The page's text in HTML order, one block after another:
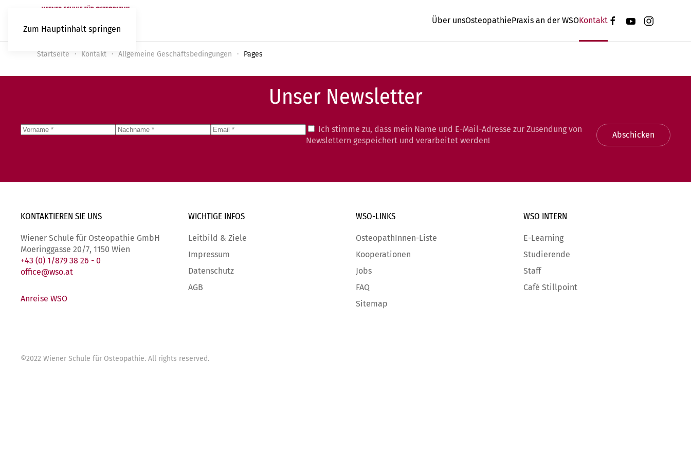
Zum Hauptinhalt springen
Über unsOsteopathiePraxis an der WSOKontakt
Startseite Kontakt Allgemeine Geschäftsbedingungen Pages
Unser Newsletter
Ich stimme zu, dass mein Name und E-Mail-Adresse zur Zusendung von
Newslettern gespeichert und verarbeitet werden!
Abschicken
KONTAKTIEREN SIE UNS
Wiener Schule für Osteopathie GmbH
Moeringgasse 20/7, 1150 Wien
+43 (0) 1/879 38 26 - 0
office@wso.at
Anreise WSO
WICHTIGE INFOS
Leitbild & Ziele
Impressum
Datenschutz
AGB
WSO-LINKS
OsteopathInnen-Liste
Kooperationen
Jobs
FAQ
Sitemap
WSO INTERN
E-Learning
Studierende
Staff
Café Stillpoint
©2022 Wiener Schule für Osteopathie. All rights reserved.